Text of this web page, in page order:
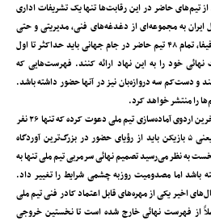
تیم‌های حاضر در این رقابت‌ها تنها یک تشریفات اداری
به مجموعه‌ای از دغدغه‌های فنی، مدیریتی و حتی
سیاسی تبدیل شده است. طبق مقررات فیفا، تمام ۴۸ تیم حاضر در جام جهانی باید حداکثر تا اول
خردادماه ۱۴۰۵) فهرست نهائی خود را به این نهاد ارائه کنند. فهرست‌هایی که
داشته باشند و دست‌کم سه دروازه‌بان نیز در آنها حضور داشته باشد.
را منتشر خواهد کرد.
امیر قلعه‌نویی در حالی ۳۱ بازیکن را به آخرین اردوی آماده‌سازی تیم ملی دعوت کرده که تنها ۲۶ نفر
می‌توانند راهی جام جهانی شوند. این یعنی ۵‌ بازیکن باید از رؤیای حضور در بزرگ‌ترین آوردگاه
به نظر می‌رسید تصمیم نهائی سرمربی تیم ملی تنها به
باشد اما مصدومیت روزبه چشمی شرایط را تغییر داد.
اخیر یکی از مهره‌های قابل اعتماد کادر فنی تیم ملی
از فهرست نهائی خارج شده است تا نخستین خروجی